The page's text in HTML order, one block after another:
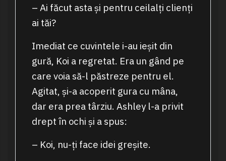
– Ai făcut asta și pentru ceilalți clienți
ai tăi?
Imediat ce cuvintele i-au ieșit din
gură, Koi a regretat. Era un gând pe
care voia să-l păstreze pentru el.
Agitat, și-a acoperit gura cu mâna,
dar era prea târziu. Ashley l-a privit
drept în ochi și a spus:
– Koi, nu-ți face idei greșite.